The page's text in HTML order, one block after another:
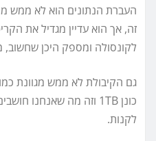
העברת הנתונים הוא לא ממש
לקונסולה ומספק היכן שחשוב,
גם הקיבולת לא ממש מגוונת
לקנות.